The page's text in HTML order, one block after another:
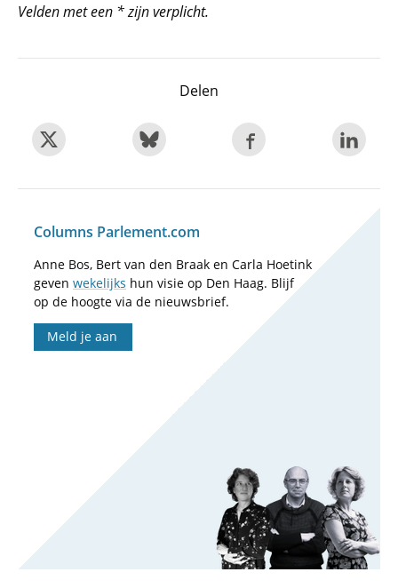
Velden met een * zijn verplicht.
Delen
Columns Parlement.com
Anne Bos, Bert van den Braak en Carla Hoetink
geven wekelijks hun visie op Den Haag. Blijf
op de hoogte via de nieuwsbrief.
Meld je aan